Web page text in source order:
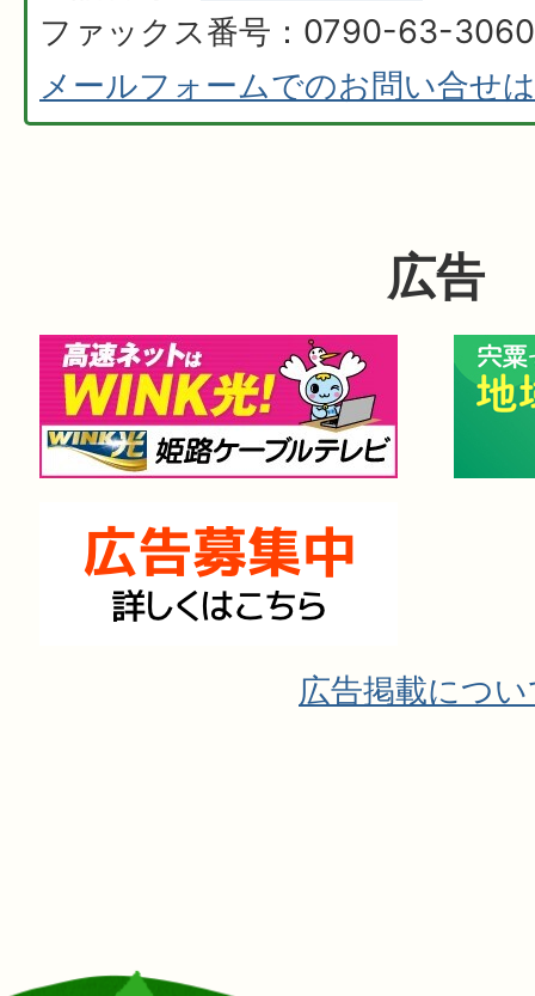
ファックス番号：0790-63-3060
メールフォームでのお問い合せ
広告
広告掲載につ